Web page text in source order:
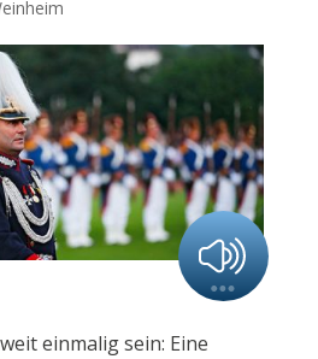
einmalig sein: Eine